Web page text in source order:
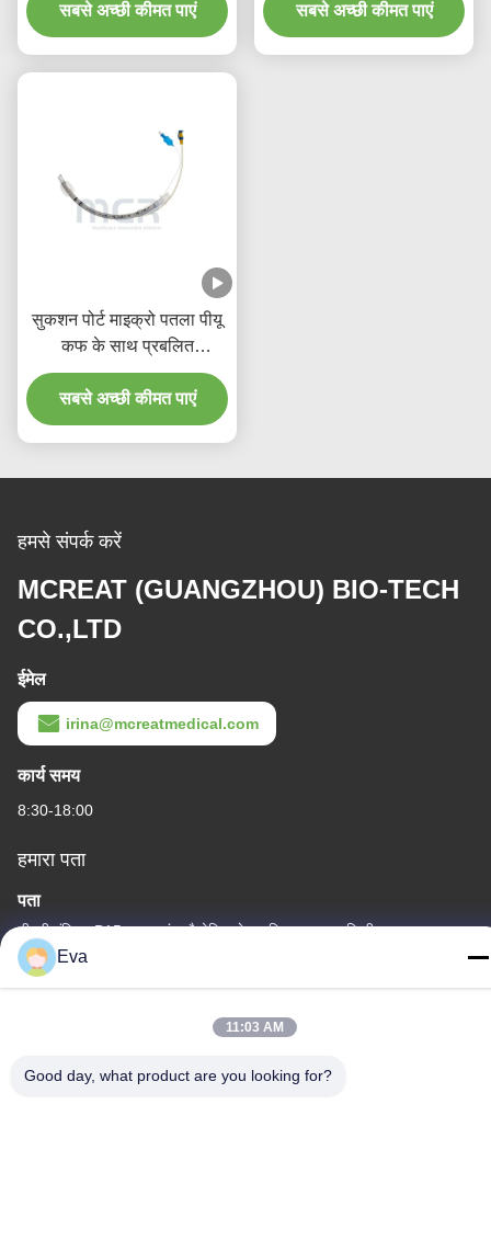
की गुणवत्ता गारंटी के लिए
सबसे अच्छी कीमत पाएं
सबसे अच्छी कीमत पाएं
सुकशन पोर्ट माइक्रो पतला पीयू
कफ के साथ प्रबलित
डिस्पोजेबल एंडोट्रैचियल ट्यूब
सबसे अच्छी कीमत पाएं
हमसे संपर्क करें
MCREAT (GUANGZHOU) BIO-TECH
CO.,LTD
ईमेल
irina@mcreatmedical.com
कार्य समय
8:30-18:00
हमारा पता
पता
तीसरी मंजिल, B15 हुआचुआंग औद्योगिक क्षेत्र, जिनशान कुन, शिजी टाउन, पान्यू
जिला, गुआंगज़ौ, गुआंग्डोंग चीन
Eva
11:03 AM
Good day, what product are you looking for?